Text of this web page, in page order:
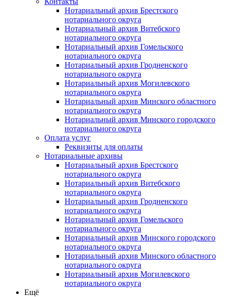
Нотариальный архив Брестского
нотариального округа
Нотариальный архив Витебского
нотариального округа
Нотариальный архив Гомельского
нотариального округа
Нотариальный архив Гродненского
нотариального округа
Нотариальный архив Могилевского
нотариального округа
Нотариальный архив Минского областного
нотариального округа
Нотариальный архив Минского городского
нотариального округа
Оплата услуг
Реквизиты для оплаты
Нотариальные архивы
Нотариальный архив Брестского
нотариального округа
Нотариальный архив Витебского
нотариального округа
Нотариальный архив Гродненского
нотариального округа
Нотариальный архив Гомельского
нотариального округа
Нотариальный архив Минского городского
нотариального округа
Нотариальный архив Минского областного
нотариального округа
Нотариальный архив Могилевского
нотариального округа
Ещё